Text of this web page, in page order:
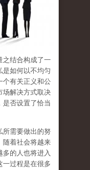
之结合构成了一
是如何以不均匀
个有关正义和公
场解决方式取决
是否设置了恰当
所需要做出的努
随着社会将越来
的人也将进入
一过程是在很多